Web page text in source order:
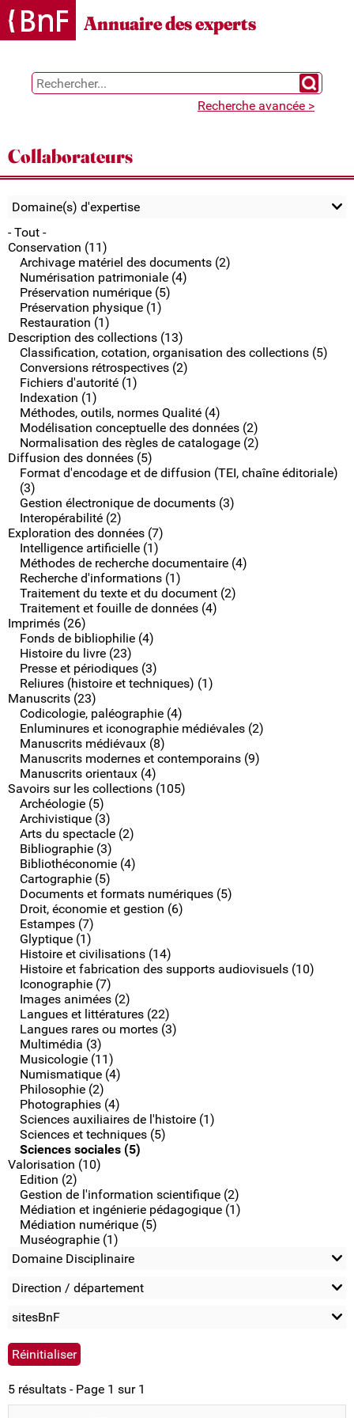
Gestion des cookies
Annuaire des experts
Chercher
Recherche avancée >
Collaborateurs
Domaine(s) d'expertise
- Tout -
Conservation (11)
Archivage matériel des documents (2)
Numérisation patrimoniale (4)
Préservation numérique (5)
Préservation physique (1)
Restauration (1)
Description des collections (13)
Classification, cotation, organisation des collections (5)
Conversions rétrospectives (2)
Fichiers d'autorité (1)
Indexation (1)
Méthodes, outils, normes Qualité (4)
Modélisation conceptuelle des données (2)
Normalisation des règles de catalogage (2)
Diffusion des données (5)
Format d'encodage et de diffusion (TEI, chaîne éditoriale)
(3)
Gestion électronique de documents (3)
Interopérabilité (2)
Exploration des données (7)
Intelligence artificielle (1)
Méthodes de recherche documentaire (4)
Recherche d'informations (1)
Traitement du texte et du document (2)
Traitement et fouille de données (4)
Imprimés (26)
Fonds de bibliophilie (4)
Histoire du livre (23)
Presse et périodiques (3)
Reliures (histoire et techniques) (1)
Manuscrits (23)
Codicologie, paléographie (4)
Enluminures et iconographie médiévales (2)
Manuscrits médiévaux (8)
Manuscrits modernes et contemporains (9)
Manuscrits orientaux (4)
Savoirs sur les collections (105)
Archéologie (5)
Archivistique (3)
Arts du spectacle (2)
Bibliographie (3)
Bibliothéconomie (4)
Cartographie (5)
Documents et formats numériques (5)
Droit, économie et gestion (6)
Estampes (7)
Glyptique (1)
Histoire et civilisations (14)
Histoire et fabrication des supports audiovisuels (10)
Iconographie (7)
Images animées (2)
Langues et littératures (22)
Langues rares ou mortes (3)
Multimédia (3)
Musicologie (11)
Numismatique (4)
Philosophie (2)
Photographies (4)
Sciences auxiliaires de l'histoire (1)
Sciences et techniques (5)
Sciences sociales (5)
Valorisation (10)
Edition (2)
Gestion de l'information scientifique (2)
Médiation et ingénierie pédagogique (1)
Médiation numérique (5)
Muséographie (1)
Domaine Disciplinaire
Direction / département
sitesBnF
5 résultats - Page 1 sur 1